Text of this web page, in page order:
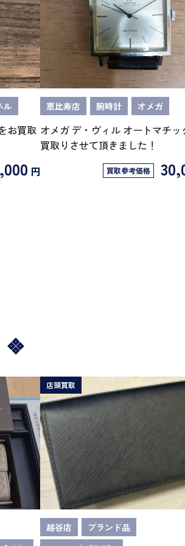
ル
お買取
円
恵比寿店 腕時計 オメガ
オメガ デ・ヴィル オートマチッ
買取りさせて頂きました！
買取参考価格
店頭買取
越谷店
ブランド品